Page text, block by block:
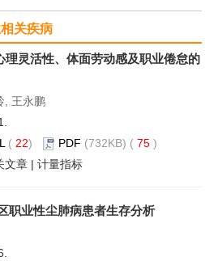
关疾病
理灵活性、体面劳动感及职业倦怠的
, 王永鹏
( 22) PDF (732KB) ( 75 )
文章 | 计量指标
职业性尘肺病患者生存分析